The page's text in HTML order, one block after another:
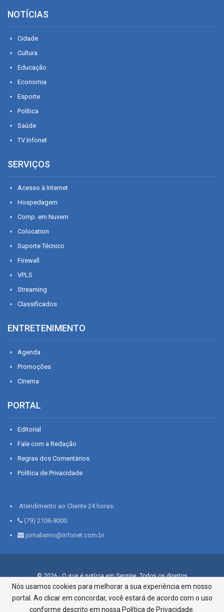
NOTÍCIAS
Cidade
Cultura
Educação
Economia
Esporte
Política
Saúde
TV Infonet
SERVIÇOS
Acesso à Internet
Hospedagem
Comp. em Nuvem
Colocation
Suporte Técnico
Firewall
VPLS
Streaming
Classificados
ENTRETENIMENTO
Agenda
Promoções
Cinema
PORTAL
Editorial
Fale com a Redação
Regras dos Comentários
Política de Privacidade
Atendimento ao Cliente 24 horas:
(79) 2106-8000
jornalismo@infonet.com.br
© 2026 - O que é notícia em Sergipe. Todos os direitos
reservados.
Infonet - Rua Monsenhor Silveira 276, Bairro São José |
Aracaju-SE, CEP 49015-030, Fone: 79.2106.8000 - CI Centro de
Nós usamos cookies para melhorar a sua experiência em nosso
portal. Ao clicar em concordar, você estará de acordo com o uso
conforme descrito em nossa Política de Privacidade.